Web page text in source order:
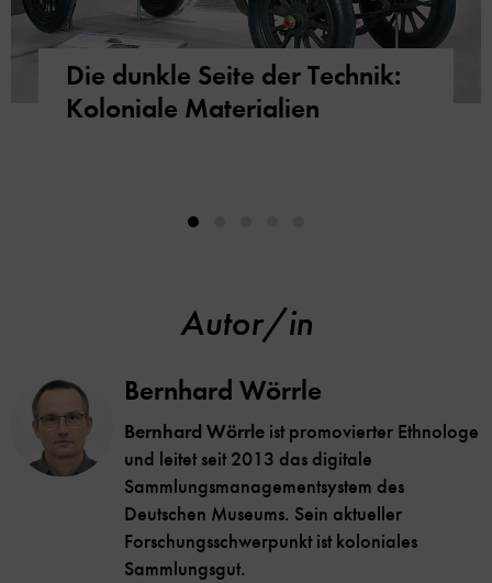
Die dunkle Seite der Technik:
Koloniale Materialien
Autor/in
Bernhard Wörrle
Bernhard Wörrle ist promovierter Ethnologe
und leitet seit 2013 das digitale
Sammlungsmanagementsystem des
Deutschen Museums. Sein aktueller
Forschungsschwerpunkt ist koloniales
Sammlungsgut.